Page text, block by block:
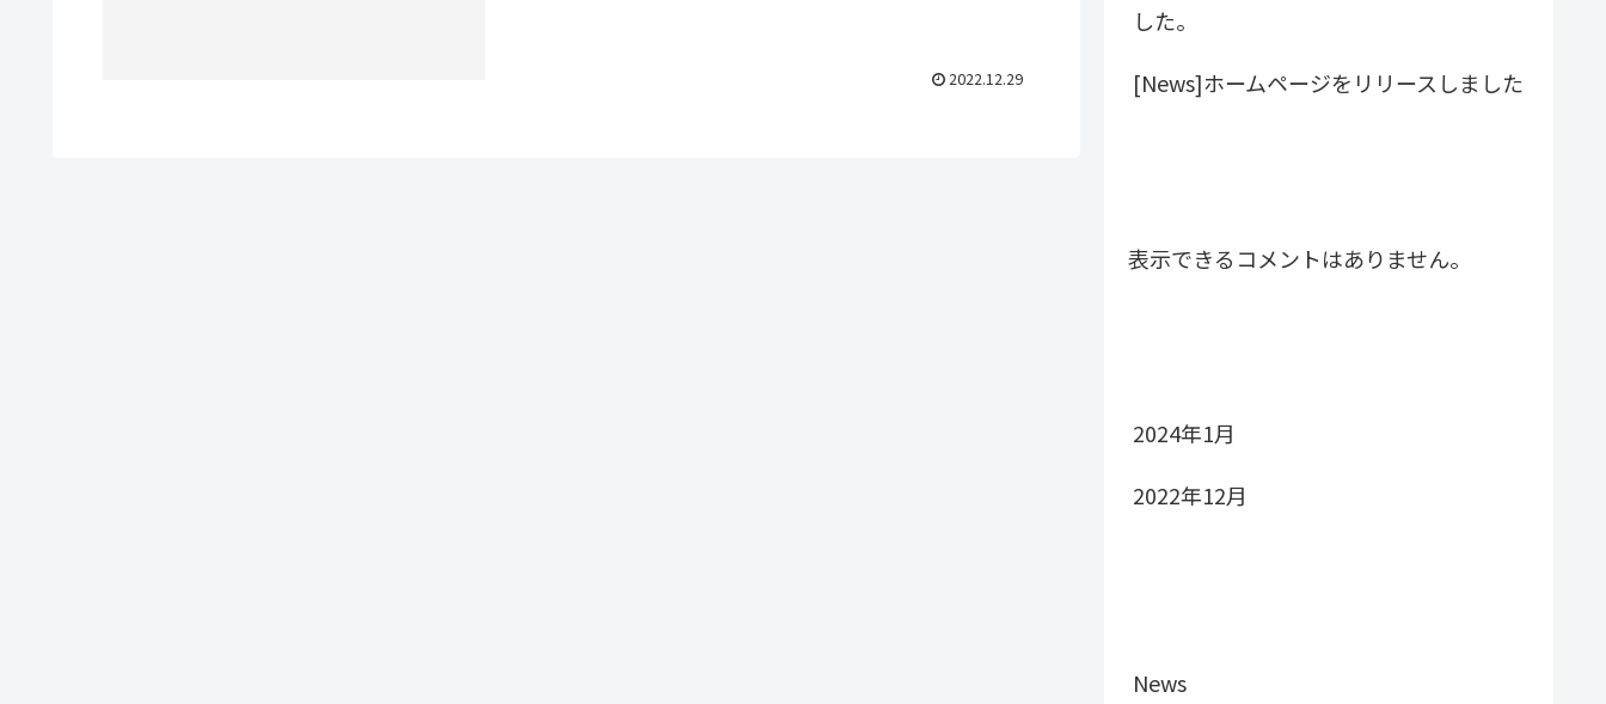
2022.12.29
した。
[News]ホームページをリリースしました
表示できるコメントはありません。
2024年1月
2022年12月
News